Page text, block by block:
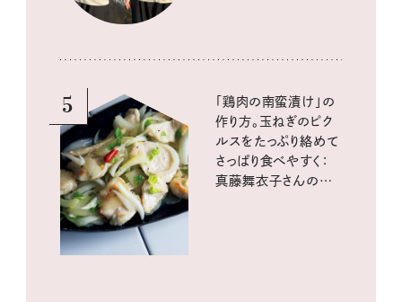
5
「鶏肉の南蛮漬け」の
作り方。玉ねぎのピク
ルスをたっぷり絡めて
さっぱり食べやすく：
真藤舞衣子さんの発